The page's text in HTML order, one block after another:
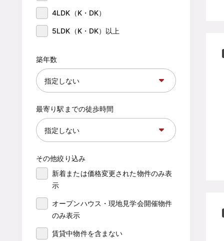
4LDK（K・DK）
5LDK（K・DK）以上
築年数
最寄り駅までの徒歩時間
その他絞り込み
新着または価格変更された物件のみ表
示
オープンハウス・現地見学会開催物件
のみ表示
賃貸中物件を含まない